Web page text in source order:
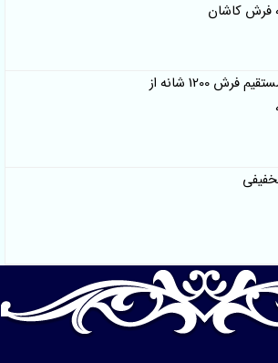
فرش کاشان
خرید مستقیم فرش 1200 شانه از